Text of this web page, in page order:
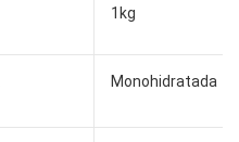
1kg
Monohidratada